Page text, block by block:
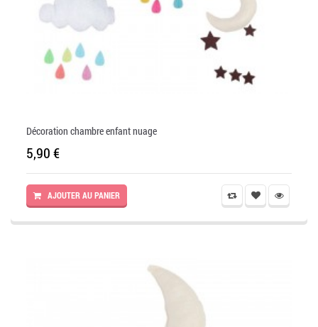
Décoration chambre enfant nuage
5,90 €
AJOUTER AU PANIER